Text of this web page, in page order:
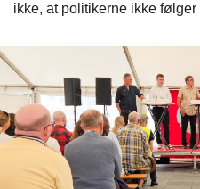
ikke, at politikerne ikke